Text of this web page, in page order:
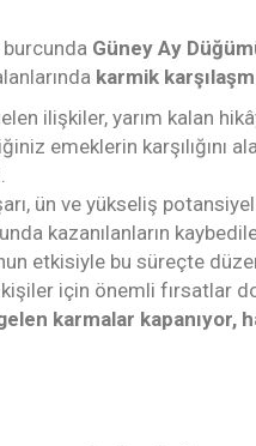
burcunda Güney Ay
karmik
ilişkiler, yarım kalan
emeklerin karşılığını
ün ve yükseliş
kazanılanların
etkisiyle bu süreçte
için önemli fırsatlar
karmalar kapanıyor,